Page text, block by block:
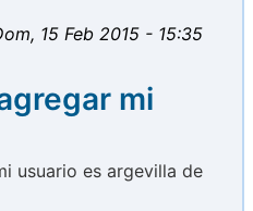
15 Feb 2015 - 15:35
mi
usuario es argevilla de